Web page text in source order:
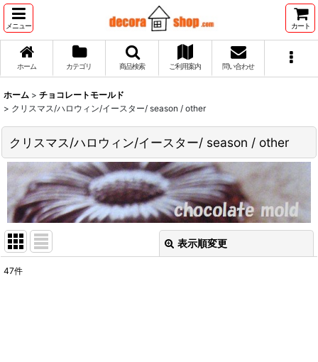
メニュー カート
ホーム カテゴリ 商品検索 ご利用案内 問い合わせ
ホーム > チョコレートモールド
> クリスマス/ハロウィン/イースター/ season / other
クリスマス/ハロウィン/イースター/ season / other
表示順変更
47件